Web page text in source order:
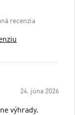
recenzia
24. júna 2026
výhrady.